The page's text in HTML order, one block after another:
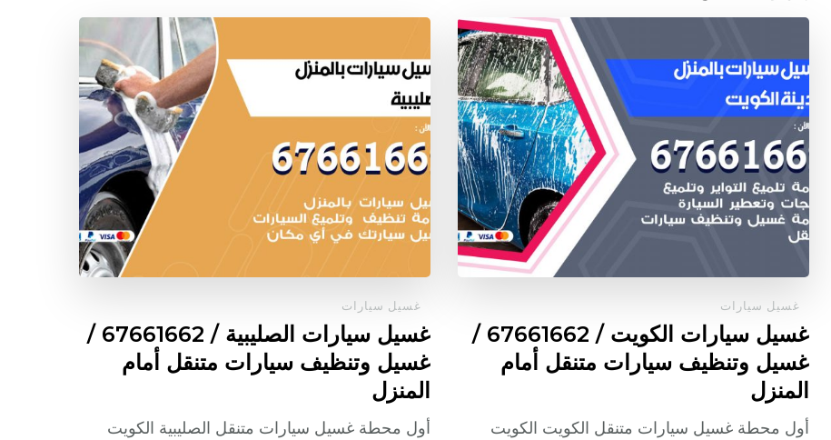
غسيل سيارات
غسيل سيارات الكويت / 67661662 /
غسيل وتنظيف سيارات متنقل أمام
المنزل
أول محطة غسيل سيارات متنقل الكويت الكويت
غسيل سيارات
غسيل سيارات الصليبية / 67661662 /
غسيل وتنظيف سيارات متنقل أمام
المنزل
أول محطة غسيل سيارات متنقل الصليبية الكويت